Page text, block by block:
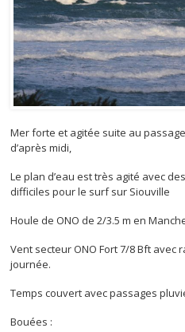
Mer forte et agitée suite au
d’après midi,
Le plan d’eau est très agité avec
difficiles pour le surf sur Siouville
Houle de ONO de 2/3.5 m en
Vent secteur ONO Fort 7/8 Bft avec
journée.
Temps couvert avec passages
Bouées :